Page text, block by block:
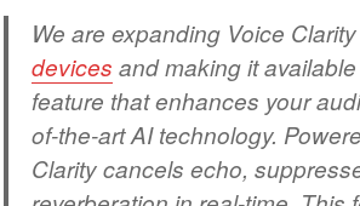
We are expanding Voice
devices and making it
feature that enhances your
of-the-art AI technology.
Clarity cancels echo,